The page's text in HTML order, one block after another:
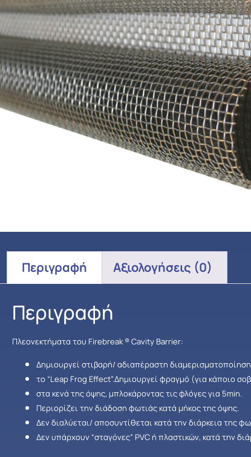
Περιγραφή Αξιολογήσεις (0)
Περιγραφή
Πλεονεκτήματα του Firebreak ® Cavity Barrier:
Δημιουργεί στιβαρή/ αδιαπέραστη
το “Leap Frog Effect”.Δημιουργεί φραγμό (για κάποιο
στα κενά της όψης, μπλοκάροντας τις φλόγες για 5min.
Περιορίζει την διάδοση φωτιάς κατά μήκος της όψης.
Δεν διαλύεται/ αποσυντίθεται κατά την διάρκεια της
Δεν υπάρχουν “σταγόνες” PVC ή πλαστικών, κατά την